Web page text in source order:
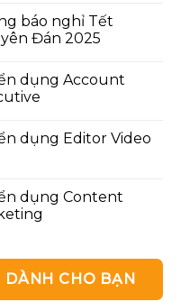
báo nghỉ Tết
Đán 2025
dụng Account
dụng Editor Video
dụng Content
CHO BẠN